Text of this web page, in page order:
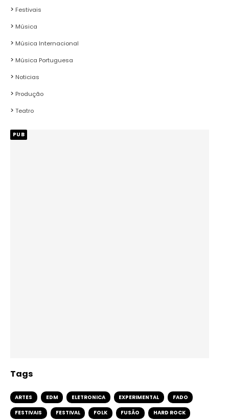
Festivais
Música
Música Internacional
Música Portuguesa
Noticias
Produção
Teatro
PUB
Tags
ARTES EDM ELETRONICA EXPERIMENTAL FADO
FESTIVAIS FESTIVAL FOLK FUSÃO HARD ROCK